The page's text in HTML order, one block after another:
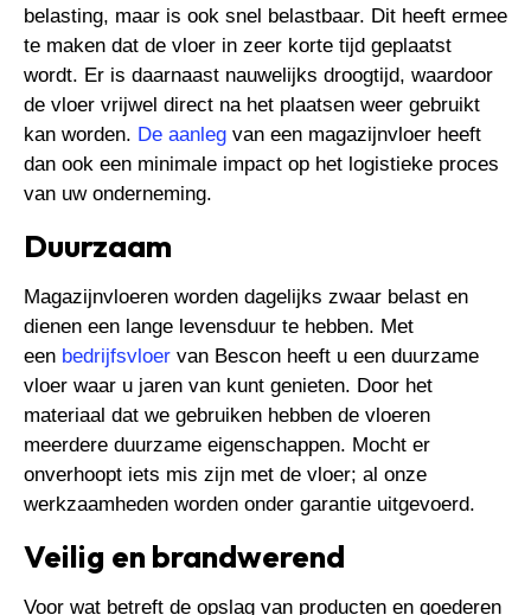
belasting, maar is ook snel belastbaar. Dit heeft ermee
te maken dat de vloer in zeer korte tijd geplaatst
wordt. Er is daarnaast nauwelijks droogtijd, waardoor
de vloer vrijwel direct na het plaatsen weer gebruikt
kan worden. De aanleg van een magazijnvloer heeft
dan ook een minimale impact op het logistieke proces
van uw onderneming.
Duurzaam
Magazijnvloeren worden dagelijks zwaar belast en
dienen een lange levensduur te hebben. Met
een bedrijfsvloer van Bescon heeft u een duurzame
vloer waar u jaren van kunt genieten. Door het
materiaal dat we gebruiken hebben de vloeren
meerdere duurzame eigenschappen. Mocht er
onverhoopt iets mis zijn met de vloer; al onze
werkzaamheden worden onder garantie uitgevoerd.
Veilig en brandwerend
Voor wat betreft de opslag van producten en goederen